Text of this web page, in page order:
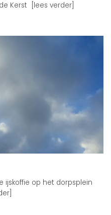
Kerst [lees verder]
ijskoffie op het dorpsplein